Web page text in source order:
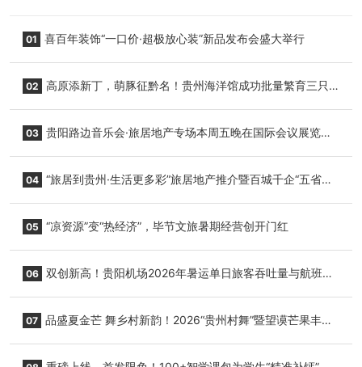
01 喜百年装饰“一口价·超极放心装”新品发布会盛大举行
02 高原添新丁，萌豚征黔名！贵州海洋馆成功批量繁育三只
03 贵阳路边音乐会·旅居地产专场本周五晚在国际会议展览中
04 “旅居到贵州·生活更多彩”旅居地产推介暨百城千企“五省
05 “凉资源”变“热经济”，毕节文旅暑期经营创开门红
06 双创新高！贵阳机场2026年暑运单日旅客吞吐量与航班起
07 品盛夏金芒 舞乡村新韵！2026“贵州村舞”暨望谟芒果丰收